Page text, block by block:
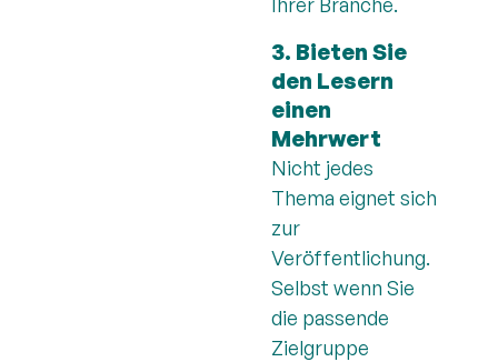
3. Bieten Sie
den Lesern
einen
Mehrwert
Nicht jedes
Thema eignet sich
zur
Veröffentlichung.
Selbst wenn Sie
die passende
Zielgruppe